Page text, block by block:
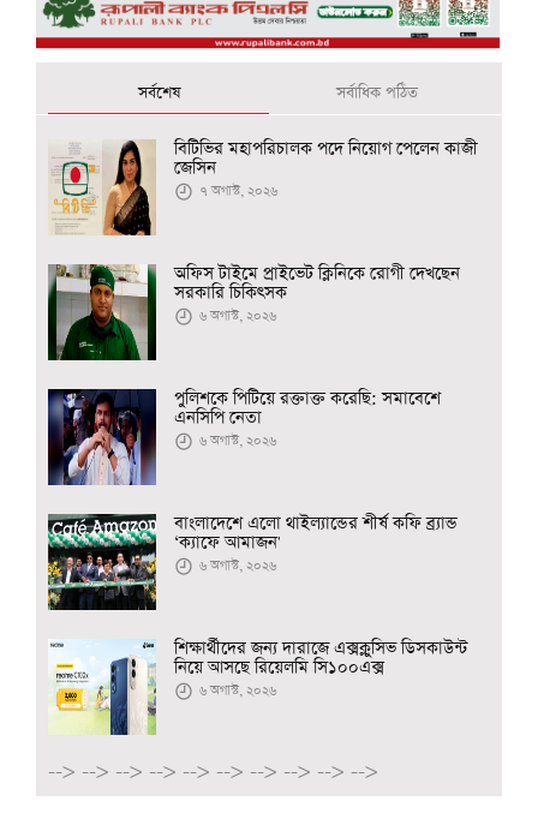
সর্বশেষ সর্বাধিক পঠিত
বিটিভির মহাপরিচালক পদে নিয়োগ পেলেন কাজী
জেসিন
৭ অগাস্ট, ২০২৬
অফিস টাইমে প্রাইভেট ক্লিনিকে রোগী দেখছেন
সরকারি চিকিৎসক
৬ অগাস্ট, ২০২৬
পুলিশকে পিটিয়ে রক্তাক্ত করেছি: সমাবেশে
এনসিপি নেতা
৬ অগাস্ট, ২০২৬
বাংলাদেশে এলো থাইল্যান্ডের শীর্ষ কফি ব্র্যান্ড
‘ক্যাফে আমাজন'
৬ অগাস্ট, ২০২৬
শিক্ষার্থীদের জন্য দারাজে এক্সক্লুসিভ ডিসকাউন্ট
নিয়ে আসছে রিয়েলমি সি১০০এক্স
৬ অগাস্ট, ২০২৬
--> --> --> --> --> --> --> --> --> -->